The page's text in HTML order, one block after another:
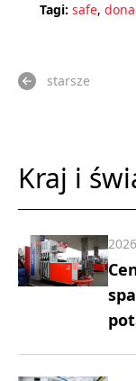
Tagi: safe,
starsze
Kraj i